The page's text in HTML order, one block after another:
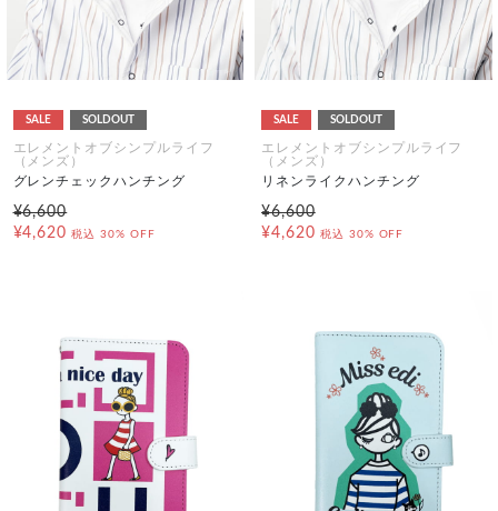
SALE SOLDOUT
エレメントオブシンプルライフ
（メンズ）
グレンチェックハンチング
¥6,600
¥4,620 税込 30% OFF
SALE SOLDOUT
エレメントオブシンプルライフ
（メンズ）
リネンライクハンチング
¥6,600
¥4,620 税込 30% OFF